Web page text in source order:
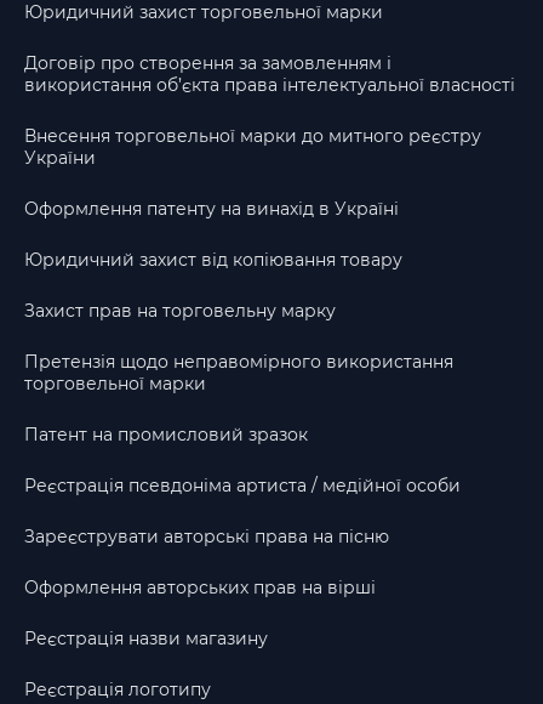
Юридичний захист торговельної марки
Договір про створення за замовленням і
використання об’єкта права інтелектуальної власності
Внесення торговельної марки до митного реєстру
України
Оформлення патенту на винахід в Україні
Юридичний захист від копіювання товару
Захист прав на торговельну марку
Претензія щодо неправомірного використання
торговельної марки
Патент на промисловий зразок
Реєстрація псевдоніма артиста / медійної особи
Зареєструвати авторські права на пісню
Оформлення авторських прав на вірші
Реєстрація назви магазину
Реєстрація логотипу